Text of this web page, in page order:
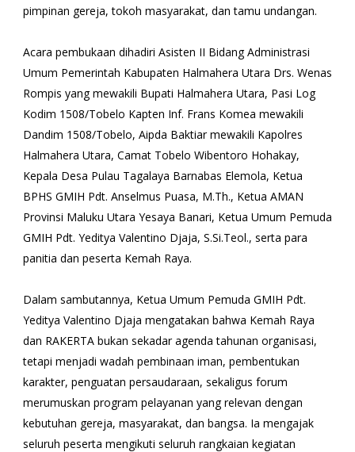
pimpinan gereja, tokoh masyarakat, dan tamu undangan.
Acara pembukaan dihadiri Asisten II Bidang Administrasi
Umum Pemerintah Kabupaten Halmahera Utara Drs. Wenas
Rompis yang mewakili Bupati Halmahera Utara, Pasi Log
Kodim 1508/Tobelo Kapten Inf. Frans Komea mewakili
Dandim 1508/Tobelo, Aipda Baktiar mewakili Kapolres
Halmahera Utara, Camat Tobelo Wibentoro Hohakay,
Kepala Desa Pulau Tagalaya Barnabas Elemola, Ketua
BPHS GMIH Pdt. Anselmus Puasa, M.Th., Ketua AMAN
Provinsi Maluku Utara Yesaya Banari, Ketua Umum Pemuda
GMIH Pdt. Yeditya Valentino Djaja, S.Si.Teol., serta para
panitia dan peserta Kemah Raya.
Dalam sambutannya, Ketua Umum Pemuda GMIH Pdt.
Yeditya Valentino Djaja mengatakan bahwa Kemah Raya
dan RAKERTA bukan sekadar agenda tahunan organisasi,
tetapi menjadi wadah pembinaan iman, pembentukan
karakter, penguatan persaudaraan, sekaligus forum
merumuskan program pelayanan yang relevan dengan
kebutuhan gereja, masyarakat, dan bangsa. Ia mengajak
seluruh peserta mengikuti seluruh rangkaian kegiatan